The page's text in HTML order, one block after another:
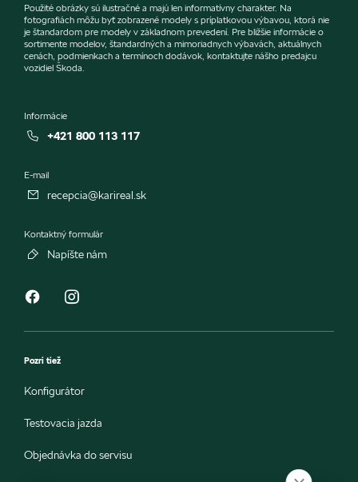
Použité obrázky sú ilustračné a majú len informatívny charakter. Na
fotografiách môžu byť zobrazené modely s príplatkovou výbavou, ktorá nie
je štandardom pre modely v základnom prevedení. Pre bližšie informácie o
sortimente modelov, štandardných a mimoriadnych výbavách, aktuálnych
cenách, podmienkach a termínoch dodávok, kontaktujte nášho predajcu
vozidiel Škoda.
Informácie
+421 800 113 117
E-mail
recepcia@karireal.sk
Kontaktný formulár
Napíšte nám
Pozri tiež
Konfigurátor
Testovacia jazda
Objednávka do servisu